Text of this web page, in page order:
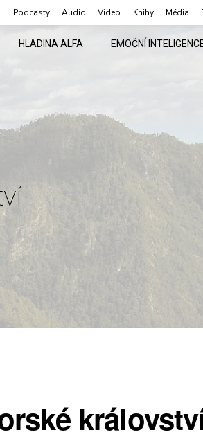
Podcasty Audio Video Knihy Média
HLADINA ALFA EMOČNÍ